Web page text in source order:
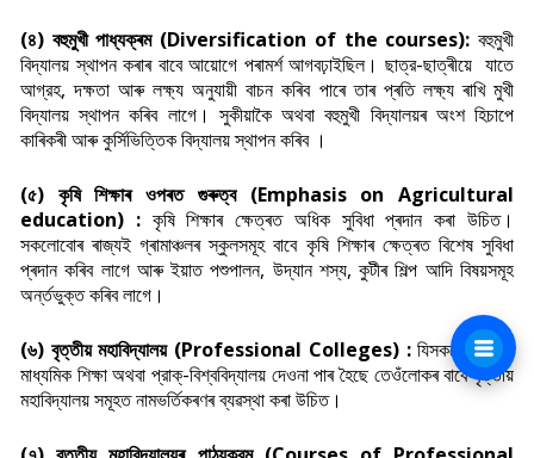
(৪) বহুমুখী পাধ্যক্ৰম (Diversification of the courses): বহুমুখী
বিদ্যালয় স্থাপন কৰাৰ বাবে আয়োগে পৰামৰ্শ আগবঢ়াইছিল। ছাত্র-ছাত্ৰীয়ে যাতে
আগ্রহ, দক্ষতা আৰু লক্ষ্য অনুযায়ী বাচন কৰিব পাৰে তাৰ প্ৰতি লক্ষ্য ৰাখি মুখী
বিদ্যালয় স্থাপন কৰিব লাগে। সুকীয়াকৈ অথবা বহুমুখী বিদ্যালয়ৰ অংশ হিচাপে
কাৰিকৰী আৰু কুর্সিভিত্তিক বিদ্যালয় স্থাপন কৰিব ।
(৫) কৃষি শিক্ষাৰ ওপৰত গুৰুত্ব (Emphasis on Agricultural
education) :কৃষি শিক্ষাৰ ক্ষেত্ৰত অধিক সুবিধা প্ৰদান কৰা উচিত।
সকলোবোৰ ৰাজ্যই গ্ৰামাঞ্চলৰ স্কুলসমূহ বাবে কৃষি শিক্ষাৰ ক্ষেত্ৰত বিশেষ সুবিধা
প্ৰদান কৰিব লাগে আৰু ইয়াত পশুপালন, উদ্যান শস্য, কুটীৰ শিল্প আদি বিষয়সমূহ
অর্ন্তভুক্ত কৰিব লাগে।
(৬) বৃত্তীয় মহাবিদ্যালয় (Professional Colleges) :যিসকলে উচ্চতৰ
মাধ্যমিক শিক্ষা অথবা প্রাক্-বিশ্ববিদ্যালয় দেওনা পাৰ হৈছে তেওঁলোকৰ বাবে বৃত্তীয়
মহাবিদ্যালয় সমূহত নামভৰ্তিকৰণৰ ব্যৱস্থা কৰা উচিত।